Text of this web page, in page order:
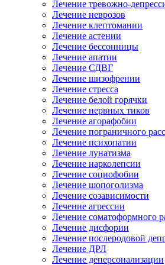
Лечение тревожно-
Лечение неврозов
Лечение клептомании
Лечение астении
Лечение бессонницы
Лечение апатии
Лечение СДВГ
Лечение шизофрении
Лечение стресса
Лечение белой горячки
Лечение нервных тиков
Лечение агорафобии
Лечение пограничного
Лечение психопатии
Лечение лунатизма
Лечение нарколепсии
Лечение социофобии
Лечение шопоголизма
Лечение созависимости
Лечение агрессии
Лечение соматоформного
Лечение дисфории
Лечение послеродовой
Лечение ДРЛ
Лечение деперсонализации